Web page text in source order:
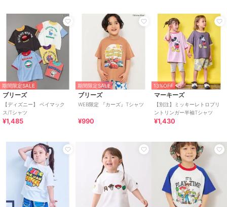
期間限定SALE
ブリーズ
【ディズニー】 ベイマック
ス/Tシャツ
¥1,485
期間限定SALE
ブリーズ
WEB限定 『カーズ』Tシャツ
¥990
13%OFF
マーキーズ
【別注】ミッキーレトロプリ
ントリンガー半袖Tシャツ
¥1,430